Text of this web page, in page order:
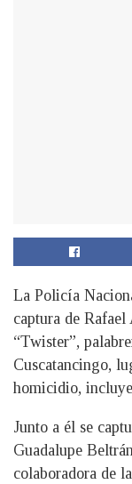
La Policía
captura de
“Twister”,
Cuscatancingo,
homicidio,
Junto a él se
Guadalupe
colaboradora de